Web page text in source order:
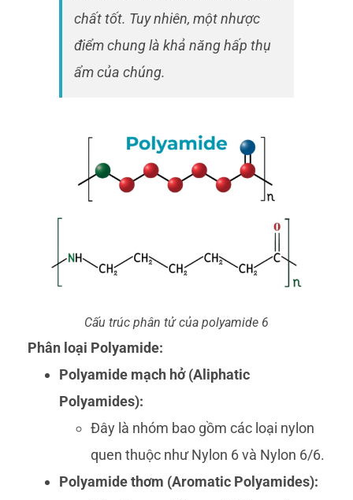
chất tốt. Tuy nhiên, một nhược
điểm chung là khả năng hấp thụ
ẩm của chúng.
Cấu trúc phân tử của polyamide 6
Phân loại Polyamide:
Polyamide mạch hở (Aliphatic
Polyamides):
Đây là nhóm bao gồm các loại nylon
quen thuộc như Nylon 6 và Nylon 6/6.
Polyamide thơm (Aromatic Polyamides):